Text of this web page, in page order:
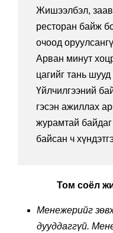
Жишээлбэл,
ресторан байж
очоод
Арван минут
цагийг тань
Үйлчилгээний
гэсэн ажиллах
журамтай байдаг
байсан ч
Том соёл
Менежерийг
дууддаггүй.